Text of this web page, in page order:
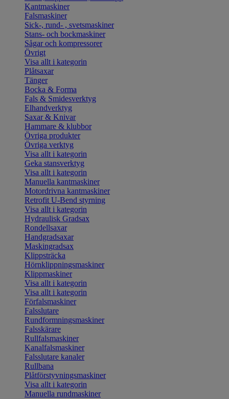
Kantmaskiner
Falsmaskiner
Sick-, rund- , svetsmaskiner
Stans- och bockmaskiner
Sågar och kompressorer
Övrigt
Visa allt i kategorin
Plåtsaxar
Tänger
Bocka & Forma
Fals & Smidesverktyg
Elhandverktyg
Saxar & Knivar
Hammare & klubbor
Övriga produkter
Övriga verktyg
Visa allt i kategorin
Geka stansverktyg
Visa allt i kategorin
Manuella kantmaskiner
Motordrivna kantmaskiner
Retrofit U-Bend styrning
Visa allt i kategorin
Hydraulisk Gradsax
Rondellsaxar
Handgradsaxar
Maskingradsax
Klippsträcka
Hörnklippningsmaskiner
Klippmaskiner
Visa allt i kategorin
Visa allt i kategorin
Förfalsmaskiner
Falsslutare
Rundformningsmaskiner
Falsskärare
Rullfalsmaskiner
Kanalfalsmaskiner
Falsslutare kanaler
Rullbana
Plåtförstyvningsmaskiner
Visa allt i kategorin
Manuella rundmaskiner